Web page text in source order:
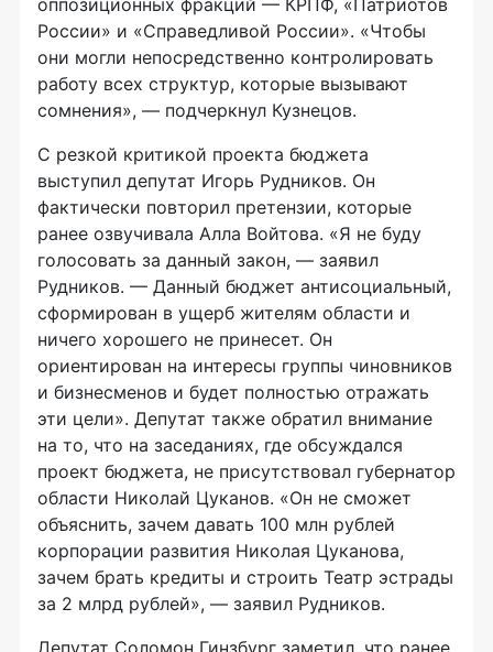
России» и «Справедливой России». «Чтобы
они могли непосредственно контролировать
работу всех структур, которые вызывают
сомнения», — подчеркнул Кузнецов.
С резкой критикой проекта бюджета
выступил депутат Игорь Рудников. Он
фактически повторил претензии, которые
ранее озвучивала Алла Войтова. «Я не буду
голосовать за данный закон, — заявил
Рудников. — Данный бюджет антисоциальный,
сформирован в ущерб жителям области и
ничего хорошего не принесет. Он
ориентирован на интересы группы чиновников
и бизнесменов и будет полностью отражать
эти цели». Депутат также обратил внимание
на то, что на заседаниях, где обсуждался
проект бюджета, не присутствовал губернатор
области Николай Цуканов. «Он не сможет
объяснить, зачем давать 100 млн рублей
корпорации развития Николая Цуканова,
зачем брать кредиты и строить Театр эстрады
за 2 млрд рублей», — заявил Рудников.
Депутат Соломон Гинзбург заметил, что ранее